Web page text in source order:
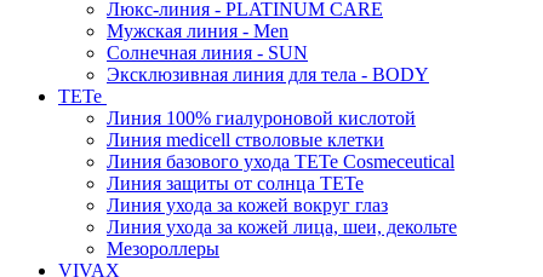
Люкс-линия - PLATINUM CARE
Мужская линия - Men
Солнечная линия - SUN
Эксклюзивная линия для тела - BODY
TETe
Линия 100% гиалуроновой кислотой
Линия medicell стволовые клетки
Линия базового ухода TETe Cosmeceutical
Линия защиты от солнца TETe
Линия ухода за кожей вокруг глаз
Линия ухода за кожей лица, шеи, декольте
Мезороллеры
VIVAX